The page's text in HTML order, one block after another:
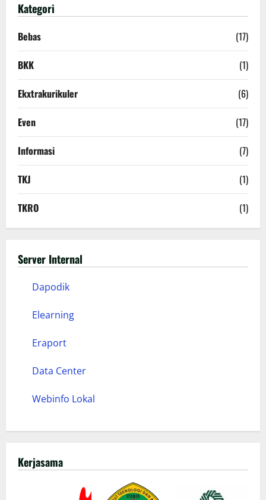
Kategori
Bebas
(17)
BKK
(1)
Ekxtrakurikuler
(6)
Even
(17)
Informasi
(7)
TKJ
(1)
TKRO
(1)
Server Internal
Dapodik
Elearning
Eraport
Data Center
Webinfo Lokal
Kerjasama